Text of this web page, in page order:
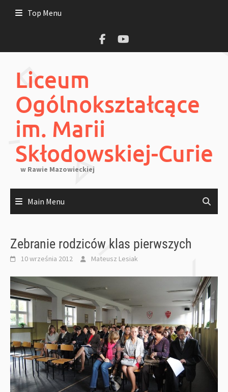
Top Menu
Liceum
Ogólnokształcące
im. Marii
Skłodowskiej-Curie
w Rawie Mazowieckiej
Main Menu
Zebranie rodziców klas pierwszych
10 września 2012 Mateusz Lesiak